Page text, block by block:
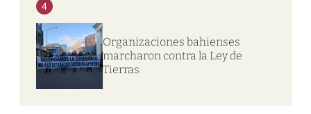
4
Organizaciones bahienses
marcharon contra la Ley de
Tierras